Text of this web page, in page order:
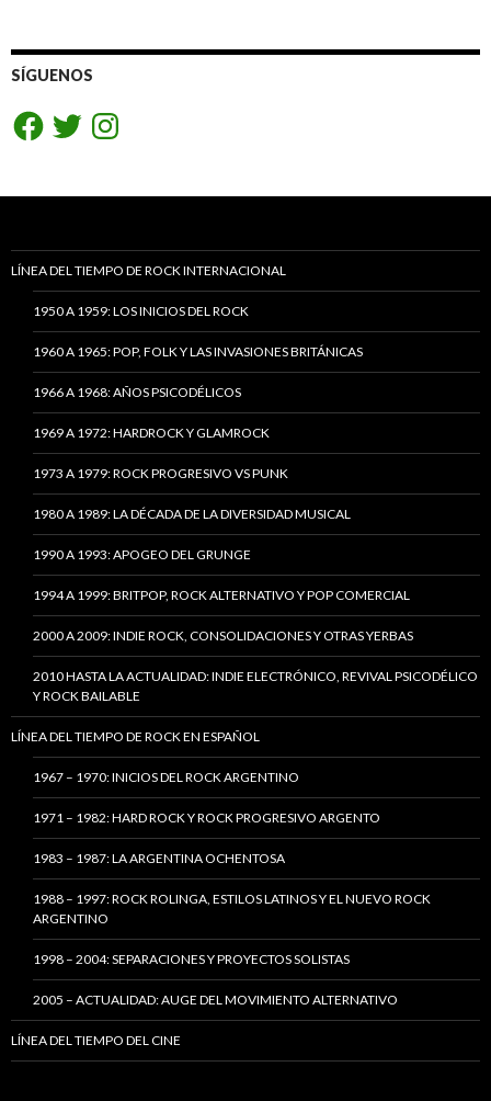
SÍGUENOS
FacebookTwitterInstagram
LÍNEA DEL TIEMPO DE ROCK INTERNACIONAL
1950 A 1959: LOS INICIOS DEL ROCK
1960 A 1965: POP, FOLK Y LAS INVASIONES BRITÁNICAS
1966 A 1968: AÑOS PSICODÉLICOS
1969 A 1972: HARDROCK Y GLAMROCK
1973 A 1979: ROCK PROGRESIVO VS PUNK
1980 A 1989: LA DÉCADA DE LA DIVERSIDAD MUSICAL
1990 A 1993: APOGEO DEL GRUNGE
1994 A 1999: BRITPOP, ROCK ALTERNATIVO Y POP COMERCIAL
2000 A 2009: INDIE ROCK, CONSOLIDACIONES Y OTRAS YERBAS
2010 HASTA LA ACTUALIDAD: INDIE ELECTRÓNICO, REVIVAL PSICODÉLICO
Y ROCK BAILABLE
LÍNEA DEL TIEMPO DE ROCK EN ESPAÑOL
1967 – 1970: INICIOS DEL ROCK ARGENTINO
1971 – 1982: HARD ROCK Y ROCK PROGRESIVO ARGENTO
1983 – 1987: LA ARGENTINA OCHENTOSA
1988 – 1997: ROCK ROLINGA, ESTILOS LATINOS Y EL NUEVO ROCK
ARGENTINO
1998 – 2004: SEPARACIONES Y PROYECTOS SOLISTAS
2005 – ACTUALIDAD: AUGE DEL MOVIMIENTO ALTERNATIVO
LÍNEA DEL TIEMPO DEL CINE